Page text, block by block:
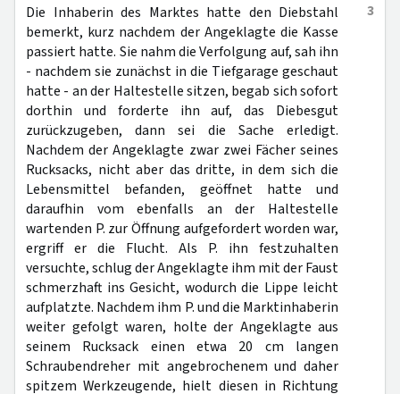
3
Die Inhaberin des Marktes hatte den Diebstahl
bemerkt, kurz nachdem der Angeklagte die Kasse
passiert hatte. Sie nahm die Verfolgung auf, sah ihn
- nachdem sie zunächst in die Tiefgarage geschaut
hatte - an der Haltestelle sitzen, begab sich sofort
dorthin und forderte ihn auf, das Diebesgut
zurückzugeben, dann sei die Sache erledigt.
Nachdem der Angeklagte zwar zwei Fächer seines
Rucksacks, nicht aber das dritte, in dem sich die
Lebensmittel befanden, geöffnet hatte und
daraufhin vom ebenfalls an der Haltestelle
wartenden P. zur Öffnung aufgefordert worden war,
ergriff er die Flucht. Als P. ihn festzuhalten
versuchte, schlug der Angeklagte ihm mit der Faust
schmerzhaft ins Gesicht, wodurch die Lippe leicht
aufplatzte. Nachdem ihm P. und die Marktinhaberin
weiter gefolgt waren, holte der Angeklagte aus
seinem Rucksack einen etwa 20 cm langen
Schraubendreher mit angebrochenem und daher
spitzem Werkzeugende, hielt diesen in Richtung